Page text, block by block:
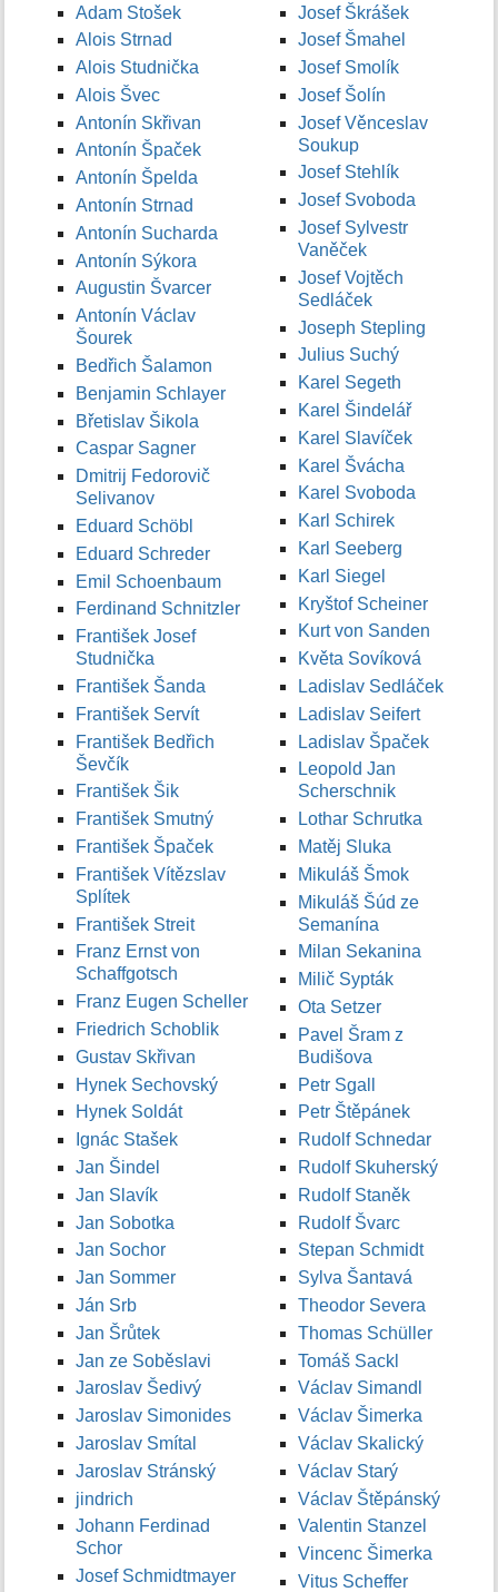
Adam Stošek
Alois Strnad
Alois Studnička
Alois Švec
Antonín Skřivan
Antonín Špaček
Antonín Špelda
Antonín Strnad
Antonín Sucharda
Antonín Sýkora
Augustin Švarcer
Antonín Václav
Šourek
Bedřich Šalamon
Benjamin Schlayer
Břetislav Šikola
Caspar Sagner
Dmitrij Fedorovič
Selivanov
Eduard Schöbl
Eduard Schreder
Emil Schoenbaum
Ferdinand Schnitzler
František Josef
Studnička
František Šanda
František Servít
František Bedřich
Ševčík
František Šik
František Smutný
František Špaček
František Vítězslav
Splítek
František Streit
Franz Ernst von
Schaffgotsch
Franz Eugen Scheller
Friedrich Schoblik
Gustav Skřivan
Hynek Sechovský
Hynek Soldát
Ignác Stašek
Jan Šindel
Jan Slavík
Jan Sobotka
Jan Sochor
Jan Sommer
Ján Srb
Jan Šrůtek
Jan ze Soběslavi
Jaroslav Šedivý
Jaroslav Simonides
Jaroslav Smítal
Jaroslav Stránský
jindrich
Johann Ferdinad
Schor
Josef Schmidtmayer
Josef Škrášek
Josef Šmahel
Josef Smolík
Josef Šolín
Josef Věnceslav
Soukup
Josef Stehlík
Josef Svoboda
Josef Sylvestr
Vaněček
Josef Vojtěch
Sedláček
Joseph Stepling
Julius Suchý
Karel Segeth
Karel Šindelář
Karel Slavíček
Karel Švácha
Karel Svoboda
Karl Schirek
Karl Seeberg
Karl Siegel
Kryštof Scheiner
Kurt von Sanden
Květa Sovíková
Ladislav Sedláček
Ladislav Seifert
Ladislav Špaček
Leopold Jan
Scherschnik
Lothar Schrutka
Matěj Sluka
Mikuláš Šmok
Mikuláš Šúd ze
Semanína
Milan Sekanina
Milič Sypták
Ota Setzer
Pavel Šram z
Budišova
Petr Sgall
Petr Štěpánek
Rudolf Schnedar
Rudolf Skuherský
Rudolf Staněk
Rudolf Švarc
Stepan Schmidt
Sylva Šantavá
Theodor Severa
Thomas Schüller
Tomáš Sackl
Václav Simandl
Václav Šimerka
Václav Skalický
Václav Starý
Václav Štěpánský
Valentin Stanzel
Vincenc Šimerka
Vitus Scheffer